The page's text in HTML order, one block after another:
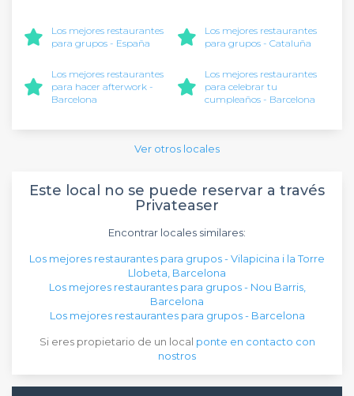
Los mejores restaurantes
para grupos - España
Los mejores restaurantes
para grupos - Cataluña
Los mejores restaurantes
para hacer afterwork -
Barcelona
Los mejores restaurantes
para celebrar tu
cumpleaños - Barcelona
Ver otros locales
Este local no se puede reservar a través
Privateaser
Encontrar locales similares:
Los mejores restaurantes para grupos - Vilapicina i la Torre
Llobeta, Barcelona
Los mejores restaurantes para grupos - Nou Barris,
Barcelona
Los mejores restaurantes para grupos - Barcelona
Si eres propietario de un local ponte en contacto con
nostros